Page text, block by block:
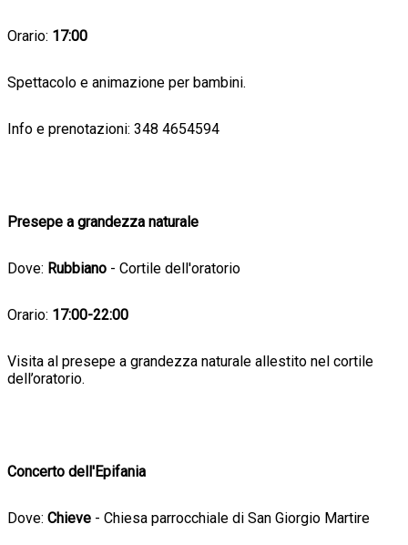
Orario: 17:00
Spettacolo e animazione per bambini.
Info e prenotazioni: 348 4654594
Presepe a grandezza naturale
Dove: Rubbiano - Cortile dell'oratorio
Orario: 17:00-22:00
Visita al presepe a grandezza naturale allestito nel cortile
dell’oratorio.
Concerto dell'Epifania
Dove: Chieve - Chiesa parrocchiale di San Giorgio Martire